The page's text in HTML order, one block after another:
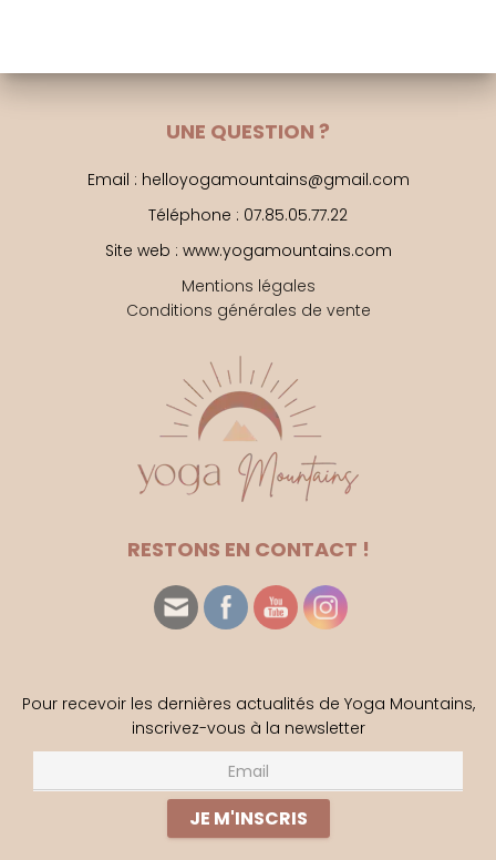
UNE QUESTION ?
Email : helloyogamountains@gmail.com
Téléphone : 07.85.05.77.22
Site web : www.yogamountains.com
Mentions légales
Conditions générales de vente
RESTONS EN CONTACT !
Pour recevoir les dernières actualités de Yoga Mountains,
inscrivez-vous à la newsletter